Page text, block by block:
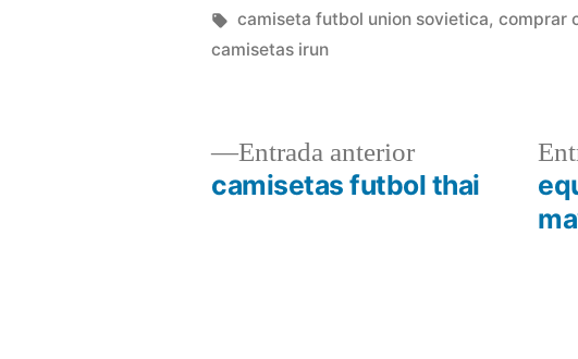
por
en
Etiquetas:
camiseta futbol union sovietica,comprar
camisetas irun
Navegación
Entrada anteriorEntrada
anterior:
camisetas futbol thai